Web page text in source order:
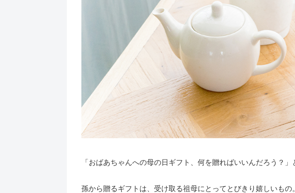
「おばあちゃんへの母の日ギフト、何を贈ればいいんだろう？」
孫から贈るギフトは、受け取る祖母にとってとびきり嬉しいもの